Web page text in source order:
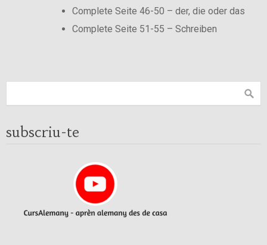
Complete Seite 46-50 – der, die oder das
Complete Seite 51-55 – Schreiben
subscriu-te